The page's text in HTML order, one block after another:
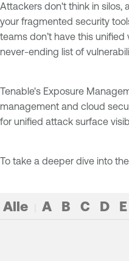
Attackers don't think in
your fragmented security
teams don’t have this
never-ending list of
Tenable's Exposure
management and cloud
for unified attack surface
To take a deeper dive into
Alle A B C D E
S T U V W
X Y Z